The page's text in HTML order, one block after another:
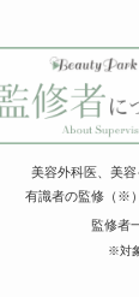
美容外科医、美
有識者の監修（※
監修者
※対